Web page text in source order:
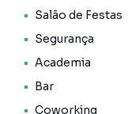
Empreendimento
procurava ou
Empreendimento
Salão de Festas
Segurança
Academia
Bar
Coworking